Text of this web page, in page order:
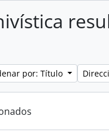
por: Título